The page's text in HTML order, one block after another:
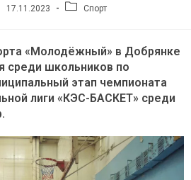
17.11.2023
Рубрика
Спорт
«Молодёжный» в Добрянке
среди школьников по
этап чемпионата
лиги «КЭС-БАСКЕТ» среди